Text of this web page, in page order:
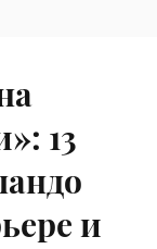
13
и